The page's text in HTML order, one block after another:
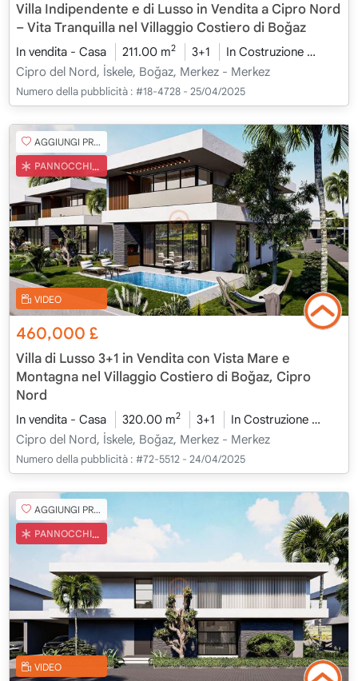
Villa Indipendente e di Lusso in Vendita a Cipro Nord
– Vita Tranquilla nel Villaggio Costiero di Boğaz
In vendita - Casa 211.00 m2 3+1 In Costruzione
Cipro del Nord, İskele, Boğaz, Merkez - Merkez
Numero della pubblicità : #18-4728 - 25/04/2025
AGGIUNGI PREFERITO
PANNOCCHIA TURCA
VIDEO
460,000 £
Villa di Lusso 3+1 in Vendita con Vista Mare e
Montagna nel Villaggio Costiero di Boğaz, Cipro
Nord
In vendita - Casa 320.00 m2 3+1 In Costruzione
Cipro del Nord, İskele, Boğaz, Merkez - Merkez
Numero della pubblicità : #72-5512 - 24/04/2025
AGGIUNGI PREFERITO
PANNOCCHIA TURCA
VIDEO